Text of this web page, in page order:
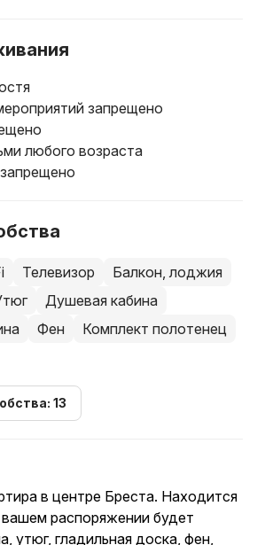
запрещено
любого возраста
Телевизор
Балкон, лоджия
Душевая кабина
Фен
Комплект полотенец
13
в центре Бреста. Находится
распоряжении будет
утюг, гладильная доска, фен,